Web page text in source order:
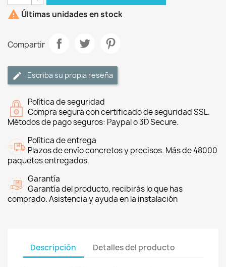
 Últimas unidades en stock
Compartir
Escriba su propia reseña
Política de seguridad
Compra segura con certificado de seguridad SSL.
Métodos de pago seguros: Paypal o 3D Secure.
Política de entrega
Plazos de envío concretos y precisos. Más de 48000
paquetes entregados.
Garantía
Garantía del producto, recibirás lo que has
comprado. Asistencia y ayuda en la instalación
Descripción Detalles del producto